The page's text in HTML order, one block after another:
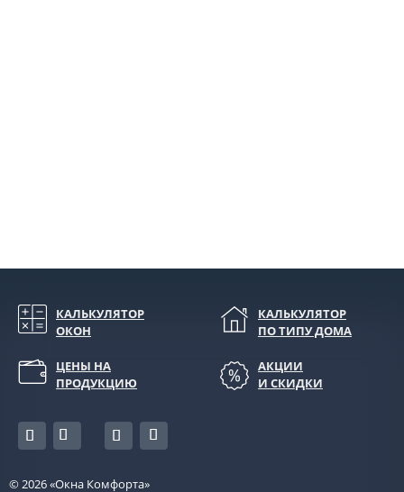
КАЛЬКУЛЯТОР
ОКОН
КАЛЬКУЛЯТОР
ПО ТИПУ ДОМА
ЦЕНЫ НА
ПРОДУКЦИЮ
АКЦИИ
И СКИДКИ
© 2026«Окна Комфорта»